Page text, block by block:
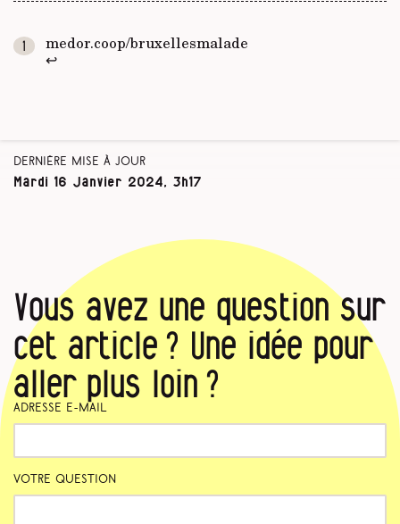
medor.coop/bruxellesmalade
↩
Dernière mise à jour
Mardi 16 Janvier 2024, 3h17
Vous avez une question sur
cet article ? Une idée pour
aller plus loin ?
Adresse e-mail
Votre question